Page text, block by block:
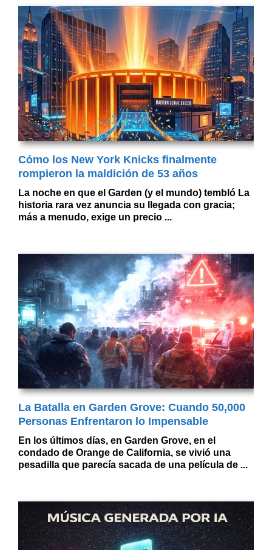
Cómo los New York Knicks finalmente
rompieron la maldición de 53 años
La noche en que el Garden (y el mundo) tembló La
historia rara vez anuncia su llegada con gracia;
más a menudo, exige un precio ...
La Batalla en Garden Grove: Cuando 50,000
Personas Enfrentaron lo Impensable
En los últimos días, en Garden Grove, en el
condado de Orange de California, se vivió una
pesadilla que parecía sacada de una película de ...